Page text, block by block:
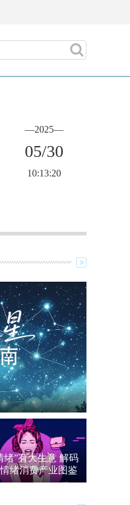
—2025—
05/30
10:13:20
绪”有大生意 解码
绪消费产业图鉴